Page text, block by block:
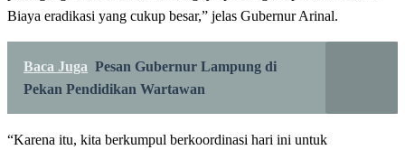
Biaya eradikasi yang cukup besar,” jelas Gubernur Arinal.
Baca Juga Pesan Gubernur Lampung di
Pekan Pendidikan Wartawan
“Karena itu, kita berkumpul berkoordinasi hari ini untuk